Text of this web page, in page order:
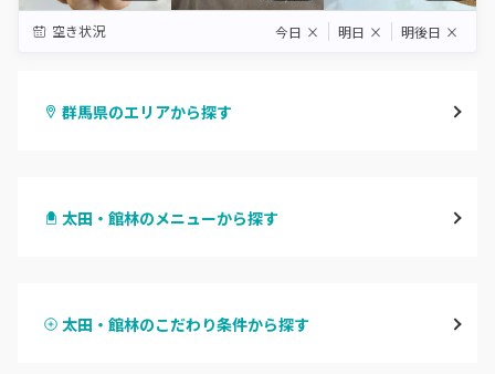
空き状況 今日 × 明日 × 明後日 ×
群馬県のエリアから探す
太田・館林のメニューから探す
ハンドスカルプ
太田・館林のこだわり条件から探す